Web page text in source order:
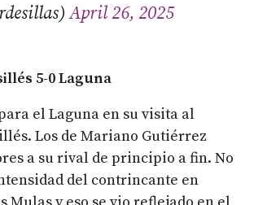
April 26, 2025
5-0 Laguna
el Laguna en su visita al
Los de Mariano Gutiérrez
a su rival de principio a fin. No
del contrincante en